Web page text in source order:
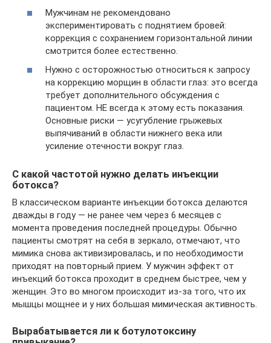
Мужчинам не рекомендовано
экспериментировать с поднятием бровей:
коррекция с сохранением горизонтальной линии
смотрится более естественно.
Нужно с осторожностью относиться к запросу
на коррекцию морщин в области глаз: это всегда
требует дополнительного обсуждения с
пациентом. НЕ всегда к этому есть показания.
Основные риски — усугубление грыжевых
выпячиваний в области нижнего века или
усиление отечности вокруг глаз.
С какой частотой нужно делать инъекции
ботокса?
В классическом варианте инъекции ботокса делаются
дважды в году — не ранее чем через 6 месяцев с
момента проведения последней процедуры. Обычно
пациенты смотрят на себя в зеркало, отмечают, что
мимика снова активизировалась, и по необходимости
приходят на повторный прием. У мужчин эффект от
инъекций ботокса проходит в среднем быстрее, чем у
женщин. Это во многом происходит из-за того, что их
мышцы мощнее и у них большая мимическая активность.
Вырабатывается ли к ботулотоксину